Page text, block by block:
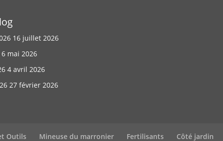
€
16 juillet 2026
6 mai 2026
4 avril 2026
27 février 2026
Outils Mineuse du marronier Fertilisants Côté jardin